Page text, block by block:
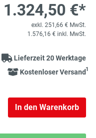
1.324,50 €*
exkl. 251,66 € MwSt.
1.576,16 € inkl. MwSt.
Lieferzeit 20 Werktage
Kostenloser Versand1
gewünschten
In den Warenkorb